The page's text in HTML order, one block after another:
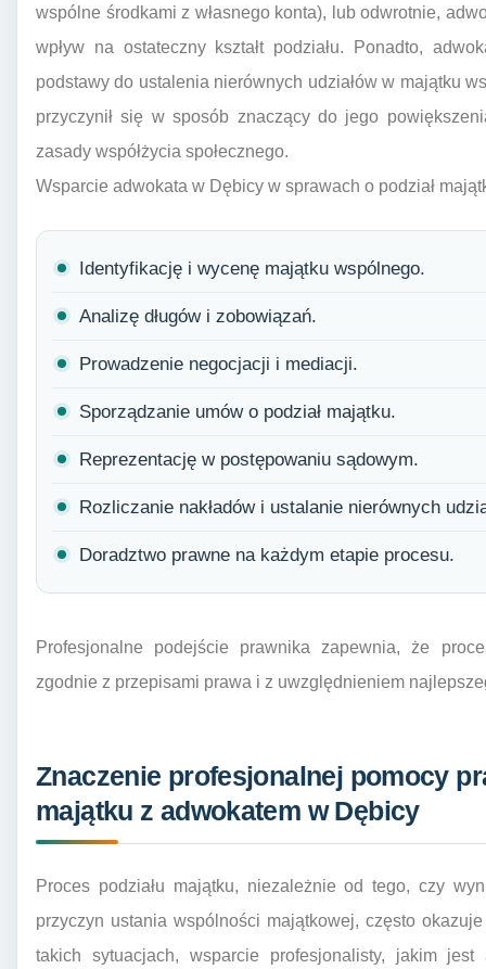
wspólne środkami z własnego konta), lub odwrotnie,
wpływ na ostateczny kształt podziału. Ponadto,
podstawy do ustalenia nierównych udziałów w majątku
przyczynił się w sposób znaczący do jego
zasady współżycia społecznego.
Wsparcie adwokata w Dębicy w sprawach o podział
Identyfikację i wycenę majątku wspólnego.
Analizę długów i zobowiązań.
Prowadzenie negocjacji i mediacji.
Sporządzanie umów o podział majątku.
Reprezentację w postępowaniu sądowym.
Rozliczanie nakładów i ustalanie nierównych
Doradztwo prawne na każdym etapie procesu.
Profesjonalne podejście prawnika zapewnia, że
zgodnie z przepisami prawa i z uwzględnieniem
Znaczenie profesjonalnej pomocy
majątku z adwokatem w Dębicy
Proces podziału majątku, niezależnie od tego, czy
przyczyn ustania wspólności majątkowej, często
takich sytuacjach, wsparcie profesjonalisty, jakim